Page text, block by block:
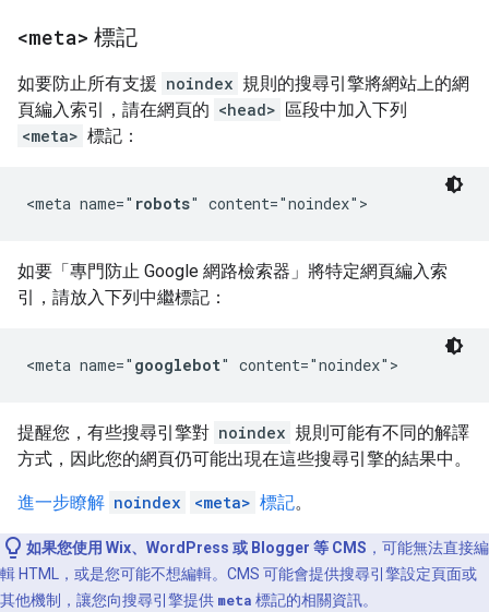
<meta> 標記
如要防止所有支援 noindex 規則的搜尋引擎將網站上的網
頁編入索引，請在網頁的 <head> 區段中加入下列
<meta> 標記：
<meta name=" robots" content="noindex">
如要「專門防止 Google 網路檢索器」 將特定網頁編入索
引，請放入下列中繼標記：
<meta name=" googlebot" content="noindex">
提醒您，有些搜尋引擎對 noindex 規則可能有不同的解譯
方式，因此您的網頁仍可能出現在這些搜尋引擎的結果中。
進一步瞭解 noindex <meta> 標記。
如果您使用 Wix、WordPress 或 Blogger 等 CMS ，可能無法直接編
輯 HTML，或是您可能不想編輯。CMS 可能會提供搜尋引擎設定頁面或
其他機制，讓您向搜尋引擎提供 meta 標記的相關資訊。